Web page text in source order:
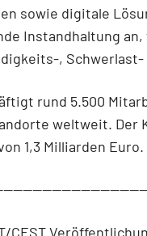
sowie digitale
Instandhaltung
,
rund 5.500
weltweit. Der
1,3 Milliarden Euro.
CEST